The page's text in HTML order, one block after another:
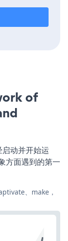
of
动并开始运
方面遇到的第一
、make，